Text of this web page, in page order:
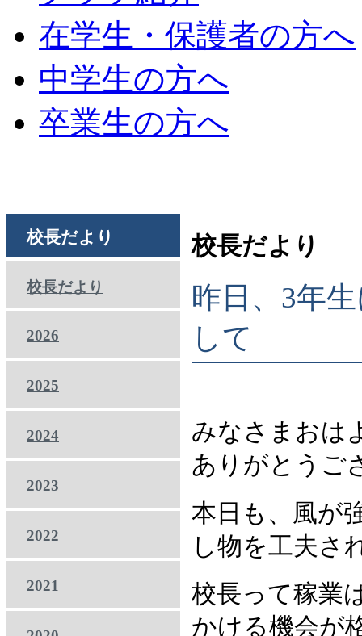
在学生・保護者の方へ
中学生の方へ
卒業生の方へ
校長だより
校長だより
2026
2025
2024
2023
2022
2021
校長だより
昨日、3年
して
みなさまおは
ありがとうご
本日も、風が
し物を工夫さ
校長って稼業
かける機会が